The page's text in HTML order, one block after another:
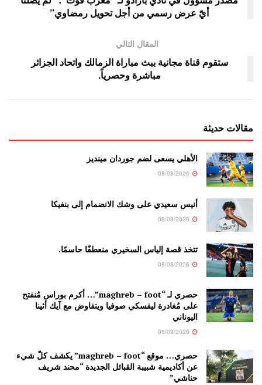
أيّ عرض رسمي من أجل تحويل رمضاوي”
المقال التالي
ستقوم قناة مجانية ببث مباراة الزمالك واتحاد الجزائر
مباشرة وحصرياً.
مقالات حديثة
الأهلي يسعى لضم جوردان مينديز
أنيس سعيدي على وشك الانضمام إلى بنفيكا
تتخذ قصة إلياس السخيري منعطفًا حاسمًا.
حصري لـ “maghreb – foot”… أكرم بوراس مُنفتح
على مُغادرة ليفسكي صوفيا ويتفاوض مع آيك أثينا
اليوناني
حصري… موقع “maghreb – foot” يكشف كلّ شيء
عن أكاديمية شبيبة القبائل الجديدة “محند شريف
حناشي”